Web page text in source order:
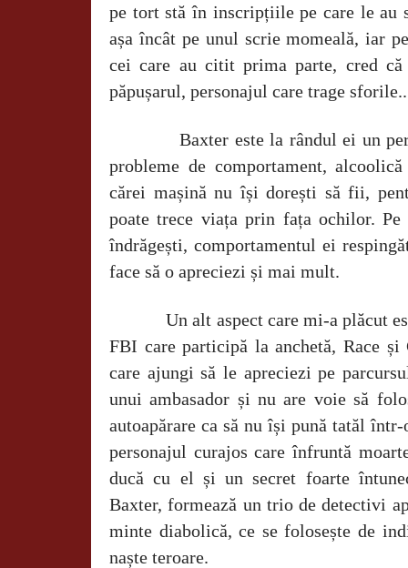
pe tort stă în inscripțiile pe care le au
așa încât pe unul scrie momeală, iar
cei care au citit prima parte, cred că
păpușarul, personajul care trage sforile..
Baxter este la rândul ei un
probleme de comportament,
cărei mașină nu își dorești să fii,
poate trece viața prin fața ochilor.
îndrăgești, comportamentul ei
face să o apreciezi și mai mult.
Un alt aspect care mi-a plăcut
FBI care participă la anchetă, Race și
care ajungi să le apreciezi pe
unui ambasador și nu are voie să
autoapărare ca să nu își pună tatăl
personajul curajos care înfruntă
ducă cu el și un secret foarte
Baxter, formează un trio de detectivi
minte diabolică, ce se folosește de
naște teroare.